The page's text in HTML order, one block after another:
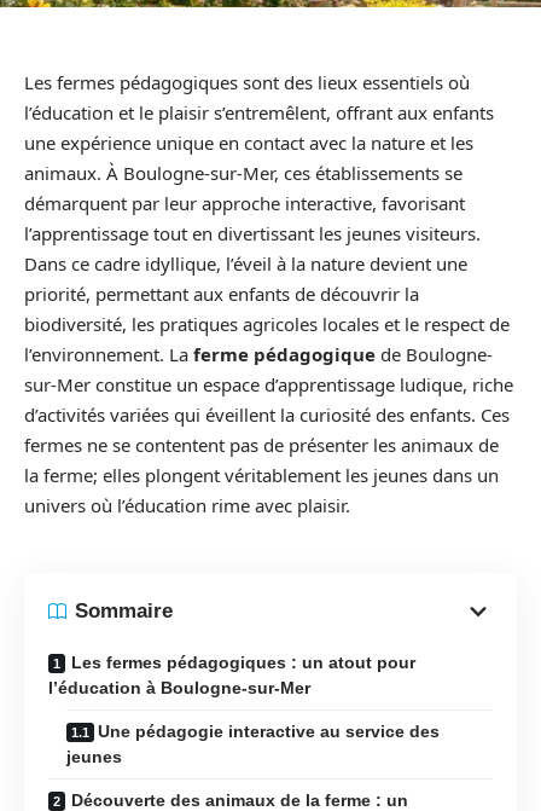
Les fermes pédagogiques sont des lieux essentiels où
l’éducation et le plaisir s’entremêlent, offrant aux enfants
une expérience unique en contact avec la nature et les
animaux. À Boulogne-sur-Mer, ces établissements se
démarquent par leur approche interactive, favorisant
l’apprentissage tout en divertissant les jeunes visiteurs.
Dans ce cadre idyllique, l’éveil à la nature devient une
priorité, permettant aux enfants de découvrir la
biodiversité, les pratiques agricoles locales et le respect de
l’environnement. La ferme pédagogique de Boulogne-
sur-Mer constitue un espace d’apprentissage ludique, riche
d’activités variées qui éveillent la curiosité des enfants. Ces
fermes ne se contentent pas de présenter les animaux de
la ferme; elles plongent véritablement les jeunes dans un
univers où l’éducation rime avec plaisir.
Sommaire
Les fermes pédagogiques : un atout pour
l’éducation à Boulogne-sur-Mer
Une pédagogie interactive au service des
jeunes
Découverte des animaux de la ferme : un